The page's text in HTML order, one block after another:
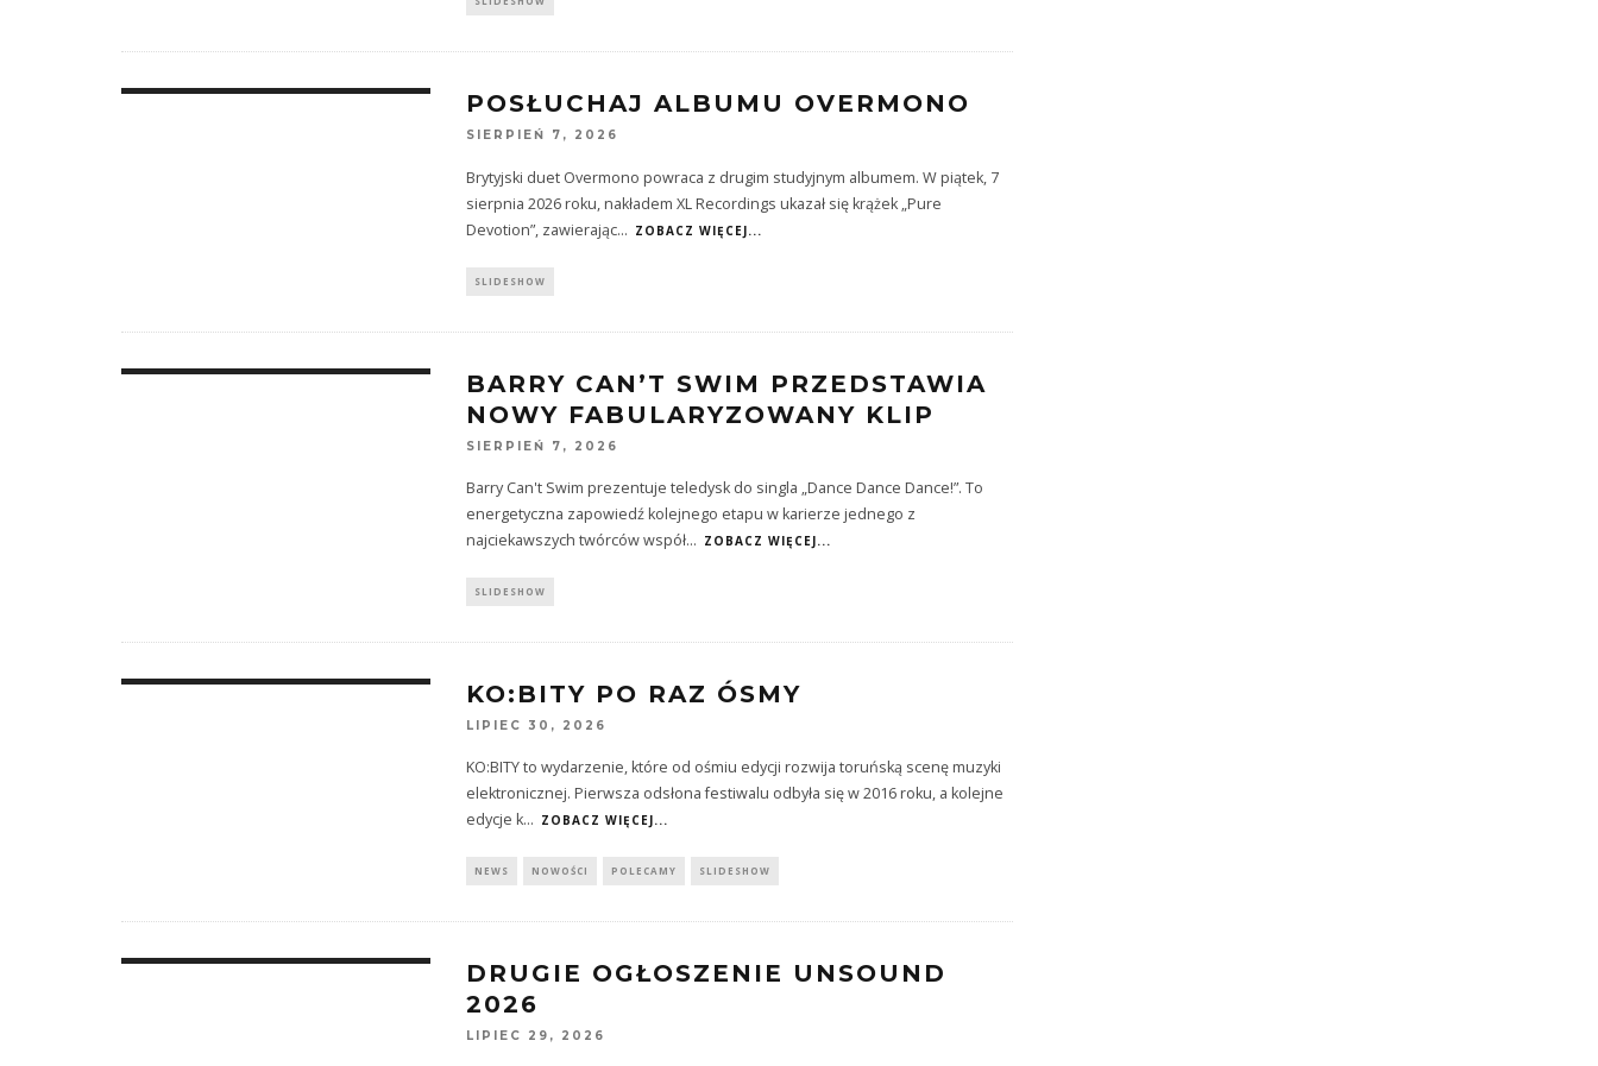
POSŁUCHAJ ALBUMU OVERMONO
SIERPIEŃ 7, 2026
Brytyjski duet Overmono powraca z drugim studyjnym albumem. W piątek, 7
sierpnia 2026 roku, nakładem XL Recordings ukazał się krążek „Pure
Devotion”, zawierając... ZOBACZ WIĘCEJ...
SLIDESHOW
BARRY CAN’T SWIM PRZEDSTAWIA
NOWY FABULARYZOWANY KLIP
SIERPIEŃ 7, 2026
Barry Can't Swim prezentuje teledysk do singla „Dance Dance Dance!”. To
energetyczna zapowiedź kolejnego etapu w karierze jednego z
najciekawszych twórców współ... ZOBACZ WIĘCEJ...
SLIDESHOW
KO:BITY PO RAZ ÓSMY
LIPIEC 30, 2026
KO:BITY to wydarzenie, które od ośmiu edycji rozwija toruńską scenę muzyki
elektronicznej. Pierwsza odsłona festiwalu odbyła się w 2016 roku, a kolejne
edycje k... ZOBACZ WIĘCEJ...
NEWS NOWOŚCI POLECAMY SLIDESHOW
DRUGIE OGŁOSZENIE UNSOUND
2026
LIPIEC 29, 2026